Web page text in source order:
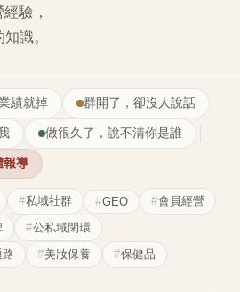
驗，
知識。
績就掉 群開了，卻沒人說話
做很久了，說不清你是誰
報導
私域社群 GEO
會員經營
公私域閉環
路 美妝保養
保健品